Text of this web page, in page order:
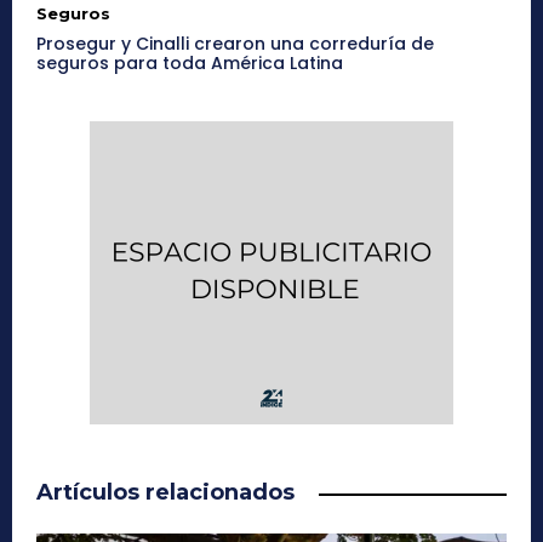
Seguros
Prosegur y Cinalli crearon una correduría de
seguros para toda América Latina
Artículos relacionados